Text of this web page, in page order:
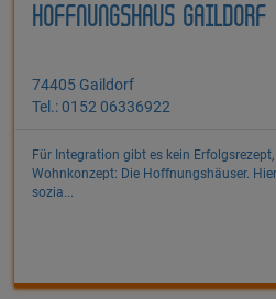
HOFFNUNGSHAUS GAILDORF
74405 Gaildorf
Tel.: 0152 06336922
Für Integration gibt es kein
Wohnkonzept: Die Hoffnungshäuser.
sozia...